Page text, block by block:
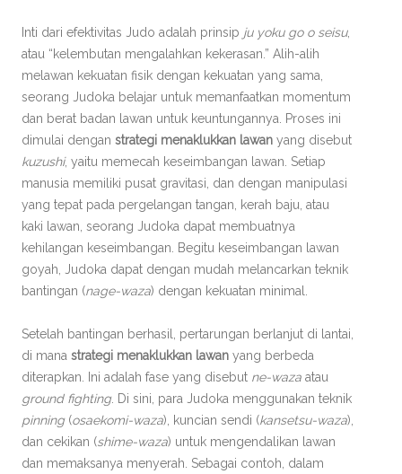
Inti dari efektivitas Judo adalah prinsip ju yoku go o seisu,
atau “kelembutan mengalahkan kekerasan.” Alih-alih
melawan kekuatan fisik dengan kekuatan yang sama,
seorang Judoka belajar untuk memanfaatkan momentum
dan berat badan lawan untuk keuntungannya. Proses ini
dimulai dengan strategi menaklukkan lawan yang disebut
kuzushi, yaitu memecah keseimbangan lawan. Setiap
manusia memiliki pusat gravitasi, dan dengan manipulasi
yang tepat pada pergelangan tangan, kerah baju, atau
kaki lawan, seorang Judoka dapat membuatnya
kehilangan keseimbangan. Begitu keseimbangan lawan
goyah, Judoka dapat dengan mudah melancarkan teknik
bantingan (nage-waza) dengan kekuatan minimal.
Setelah bantingan berhasil, pertarungan berlanjut di lantai,
di mana strategi menaklukkan lawan yang berbeda
diterapkan. Ini adalah fase yang disebut ne-waza atau
ground fighting. Di sini, para Judoka menggunakan teknik
pinning(osaekomi-waza), kuncian sendi (kansetsu-waza),
dan cekikan (shime-waza) untuk mengendalikan lawan
dan memaksanya menyerah. Sebagai contoh, dalam